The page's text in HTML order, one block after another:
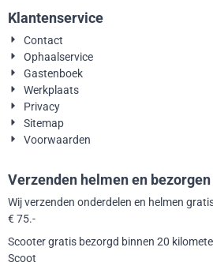
Klantenservice
Contact
Ophaalservice
Gastenboek
Werkplaats
Privacy
Sitemap
Voorwaarden
Verzenden helmen en
Wij verzenden onderdelen en helmen
€ 75.-
Scooter gratis bezorgd binnen 20
Scoot